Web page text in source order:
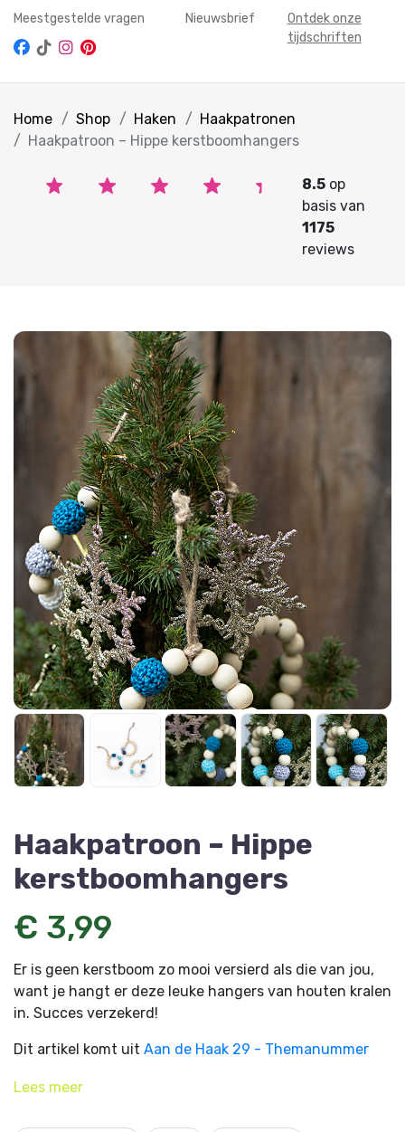
Meestgestelde vragen Nieuwsbrief
Ontdek onze
tijdschriften
Home Shop Haken
Haakpatronen
Haakpatroon – Hippe kerstboomhangers
8.5op
basis van
1175
reviews
Haakpatroon – Hippe
kerstboomhangers
€ 3,99
Er is geen kerstboom zo mooi versierd als die van jou,
want je hangt er deze leuke hangers van houten kralen
in. Succes verzekerd!
Dit artikel komt uit Aan de Haak 29 - Themanummer
Gouda, hobbydingen.com.
Lees meer